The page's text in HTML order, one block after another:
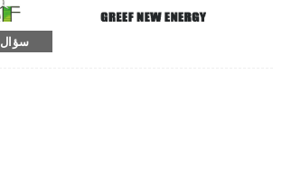
سؤال